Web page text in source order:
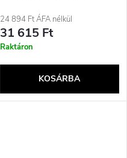
24 894 Ft ÁFA nélkül
31 615 Ft
Raktáron
KOSÁRBA